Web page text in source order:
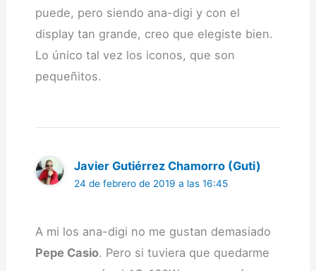
puede, pero siendo ana-digi y con el
display tan grande, creo que elegiste bien.
Lo único tal vez los iconos, que son
pequeñitos.
Javier Gutiérrez Chamorro (Guti)
24 de febrero de 2019 a las 16:45
A mi los ana-digi no me gustan demasiado
Pepe Casio. Pero si tuviera que quedarme